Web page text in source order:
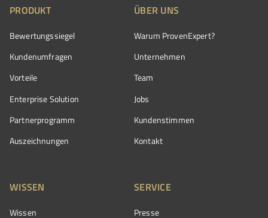
PRODUKT
Bewertungssiegel
Kundenumfragen
Vorteile
Enterprise Solution
Partnerprogramm
Auszeichnungen
ÜBER UNS
Warum ProvenExpert?
Unternehmen
Team
Jobs
Kundenstimmen
Kontakt
WISSEN
Wissen
SERVICE
Presse